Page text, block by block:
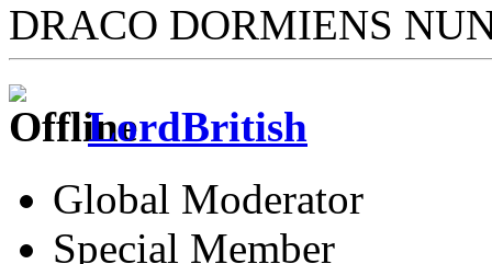
DRACO DORMIENS
LordBritish
Global Moderator
Special Member